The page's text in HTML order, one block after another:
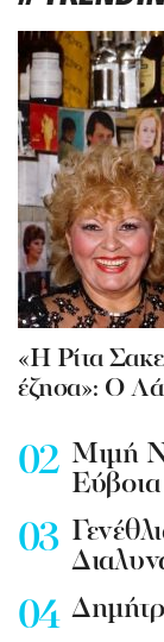
«Η Ρίτα
έζησα»: Ο
Mιμή